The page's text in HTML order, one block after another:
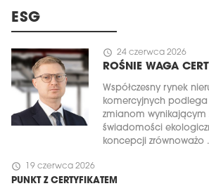
ESG
schedule 24 czerwca 2026
ROŚNIE WAGA
Współczesny rynek
komercyjnych
zmianom wynikającym
świadomości
koncepcji zrównoważo
schedule 19 czerwca 2026
PUNKT Z CERTYFIKATEM